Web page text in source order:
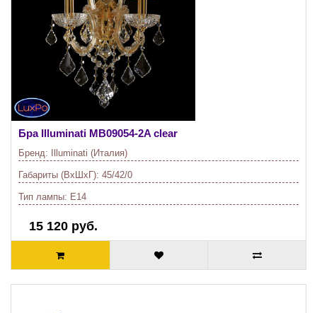
Бра Illuminati MB09054-2A clear
Бренд: Illuminati (Италия)
Габариты (ВхШхГ): 45/42/0
Тип лампы: E14
15 120 руб.